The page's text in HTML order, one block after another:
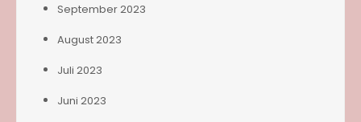
September 2023
August 2023
Juli 2023
Juni 2023